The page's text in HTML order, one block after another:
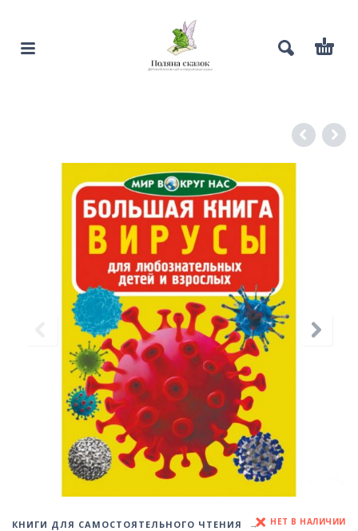
КНИГИ ДЛЯ САМОСТОЯТЕЛЬНОГО ЧТЕНИЯ
НЕТ В НАЛИЧИИ